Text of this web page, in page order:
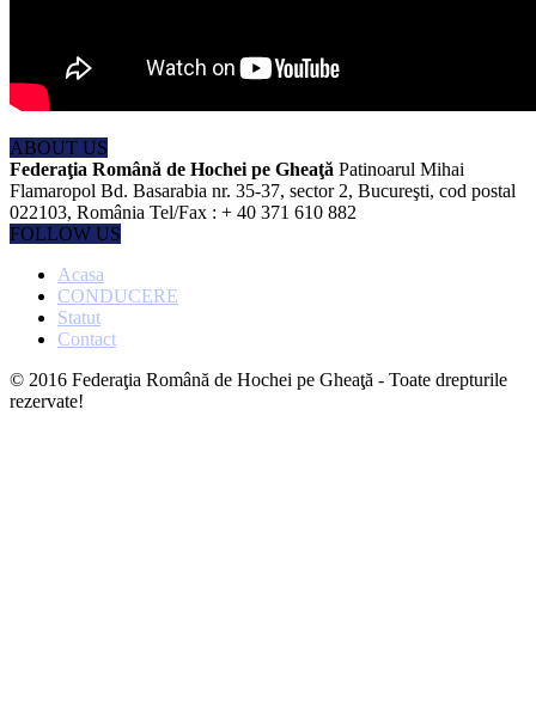
ABOUT US
Federaţia Română de Hochei pe Gheaţă Patinoarul Mihai
Flamaropol Bd. Basarabia nr. 35-37, sector 2, Bucureşti, cod postal
022103, România Tel/Fax : + 40 371 610 882
FOLLOW US
Acasa
CONDUCERE
Statut
Contact
© 2016 Federaţia Română de Hochei pe Gheaţă - Toate drepturile
rezervate!